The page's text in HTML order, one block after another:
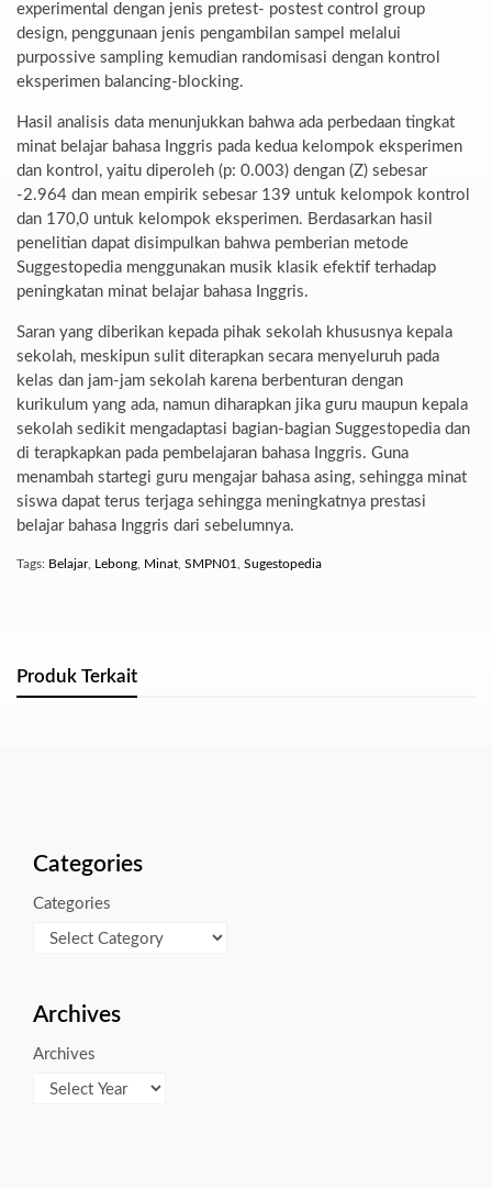
experimental dengan jenis pretest- postest control group
design, penggunaan jenis pengambilan sampel melalui
purpossive sampling kemudian randomisasi dengan kontrol
eksperimen balancing-blocking.
Hasil analisis data menunjukkan bahwa ada perbedaan tingkat
minat belajar bahasa Inggris pada kedua kelompok eksperimen
dan kontrol, yaitu diperoleh (p: 0.003) dengan (Z) sebesar
-2.964 dan mean empirik sebesar 139 untuk kelompok kontrol
dan 170,0 untuk kelompok eksperimen. Berdasarkan hasil
penelitian dapat disimpulkan bahwa pemberian metode
Suggestopedia menggunakan musik klasik efektif terhadap
peningkatan minat belajar bahasa Inggris.
Saran yang diberikan kepada pihak sekolah khususnya kepala
sekolah, meskipun sulit diterapkan secara menyeluruh pada
kelas dan jam-jam sekolah karena berbenturan dengan
kurikulum yang ada, namun diharapkan jika guru maupun kepala
sekolah sedikit mengadaptasi bagian-bagian Suggestopedia dan
di terapkapkan pada pembelajaran bahasa Inggris. Guna
menambah startegi guru mengajar bahasa asing, sehingga minat
siswa dapat terus terjaga sehingga meningkatnya prestasi
belajar bahasa Inggris dari sebelumnya.
Tags: Belajar, Lebong Minat SMPN01 Sugestopedia
Produk Terkait
Categories
Categories
Archives
Archives